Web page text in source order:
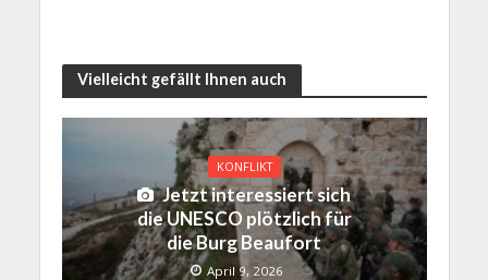
Vielleicht gefällt Ihnen auch
KONFLIKT
Jetzt interessiert sich
die UNESCO plötzlich für
die Burg Beaufort
April 9, 2026